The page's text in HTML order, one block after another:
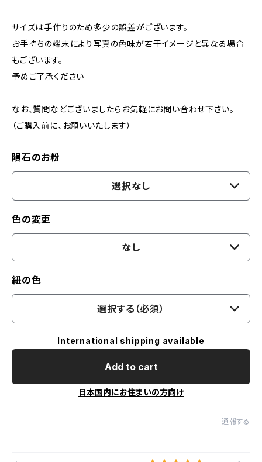
サイズは手作りのため多少の誤差がございます。
お手持ちの端末により写真の色味が若干イメージと異なる場合
もございます。
予めご了承ください
なお、質問などございましたらお気軽にお問い合わせ下さい。
（ご購入前に、お願いいたします）
隕石のお粉
選択なし
色の変更
なし
紐の色
選択する（必須）
International shipping available
Add to cart
日本国内にお住まいの方向け
通報する